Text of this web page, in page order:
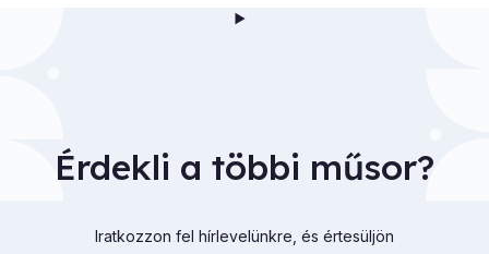
Érdekli a többi műsor?
Iratkozzon fel hírlevelünkre, és értesüljön